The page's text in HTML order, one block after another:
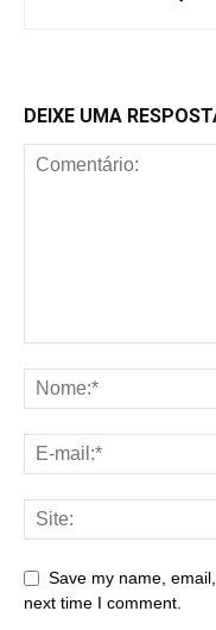
DEIXE UMA
Save my name,
next time I comment.